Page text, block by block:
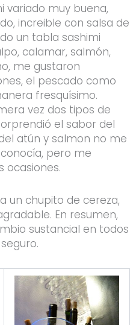
variado muy buena,
increible con salsa de
un tabla sashimi
calamar, salmón,
me gustaron
el pescado como
fresquísimo.
vez dos tipos de
el sabor del
atún y salmon no me
pero me
ocasiones.
un chupito de cereza,
En resumen,
sustancial en todos